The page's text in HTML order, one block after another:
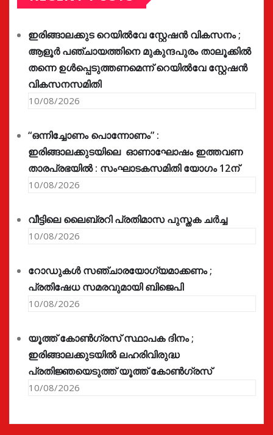
ഇരിങ്ങാലക്കുട റെയിൽവേ സ്റ്റേഷൻ വികസനം ;
ആളൂർ പഞ്ചായത്തിനെ മുകുന്ദപുരം താലൂക്കിൽ
തന്നെ ഉൾപ്പെടുത്തണമെന്ന് റെയിൽവേ സ്റ്റേഷൻ
വികസനസമിതി
10/08/2026
“ഒന്നിച്ചോണം പൊന്നോണം” :
ഇരിങ്ങാലക്കുടയിലെ ഓണാഘോഷം ഇത്തവണ
താരപ്രഭയിൽ : സംഘാടകസമിതി യോഗം 12ന്
10/08/2026
വീട്ടിലെ ലൈബ്രറി പ്രതിമാസ പുസ്തക ചർച്ച
10/08/2026
റോഡുകൾ സഞ്ചാരയോഗ്യമാക്കണം ;
പ്രതിഷേധ സമരവുമായി ബിജെപി
10/08/2026
യൂത്ത് കോൺഗ്രസ്‌ സ്ഥാപക ദിനം ;
ഇരിങ്ങാലക്കുടയിൽ ലഹരിവിരുദ്ധ
പ്രതിജ്ഞയെടുത്ത് യൂത്ത് കോൺഗ്രസ്
10/08/2026